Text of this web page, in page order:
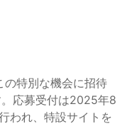
の特別な機会に招待
応募受付は2025年8
われ、特設サイトを